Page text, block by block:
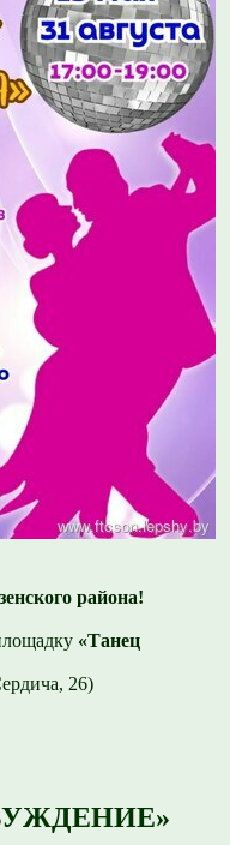
района!
«Танец
26)